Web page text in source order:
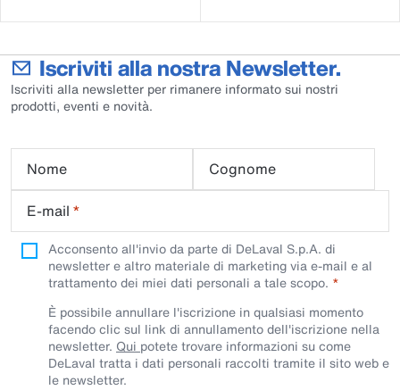
Iscriviti alla nostra Newsletter.
Iscriviti alla newsletter per rimanere informato sui nostri
prodotti, eventi e novità.
Nome
Cognome
E-mail *
Acconsento all'invio da parte di DeLaval S.p.A. di
newsletter e altro materiale di marketing via e-mail e al
trattamento dei miei dati personali a tale scopo.
È possibile annullare l'iscrizione in qualsiasi momento
facendo clic sul link di annullamento dell'iscrizione nella
newsletter. Qui potete trovare informazioni su come
DeLaval tratta i dati personali raccolti tramite il sito web e
le newsletter.